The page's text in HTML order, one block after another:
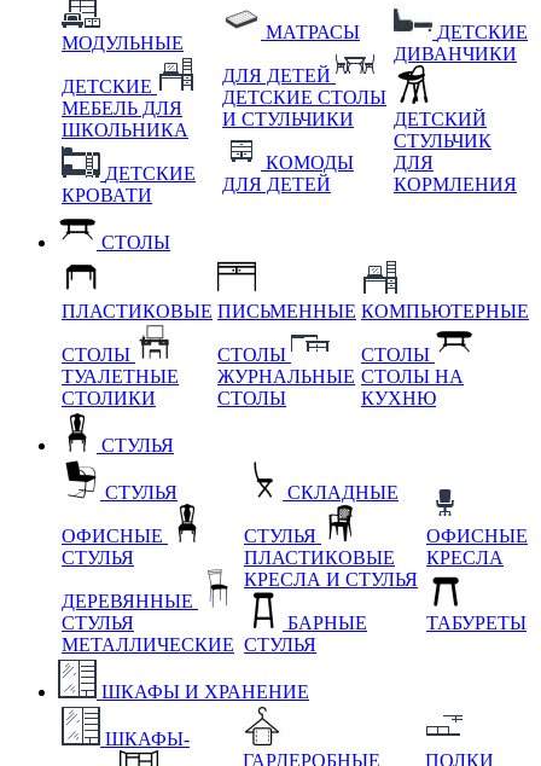
МОДУЛЬНЫЕ
ДЕТСКИЕ
МЕБЕЛЬ ДЛЯ
ШКОЛЬНИКА
ДЕТСКИЕ
КРОВАТИ
МАТРАСЫ
ДЛЯ ДЕТЕЙ
ДЕТСКИЕ СТОЛЫ
И СТУЛЬЧИКИ
КОМОДЫ
ДЛЯ ДЕТЕЙ
ДЕТСКИЕ
ДИВАНЧИКИ
ДЕТСКИЙ
СТУЛЬЧИК
ДЛЯ
КОРМЛЕНИЯ
СТОЛЫ
ПЛАСТИКОВЫЕ
СТОЛЫ
ТУАЛЕТНЫЕ
СТОЛИКИ
ПИСЬМЕННЫЕ
СТОЛЫ
ЖУРНАЛЬНЫЕ
СТОЛЫ
КОМПЬЮТЕРНЫЕ
СТОЛЫ
СТОЛЫ НА
КУХНЮ
СТУЛЬЯ
СТУЛЬЯ
ОФИСНЫЕ
СТУЛЬЯ
ДЕРЕВЯННЫЕ
СТУЛЬЯ
МЕТАЛЛИЧЕСКИЕ
СКЛАДНЫЕ
СТУЛЬЯ
ПЛАСТИКОВЫЕ
КРЕСЛА И СТУЛЬЯ
БАРНЫЕ
СТУЛЬЯ
ОФИСНЫЕ
КРЕСЛА
ТАБУРЕТЫ
ШКАФЫ И ХРАНЕНИЕ
ШКАФЫ-
ГАРДЕРОБНЫЕ
ПОЛКИ